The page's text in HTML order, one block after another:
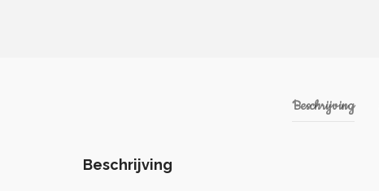
Beschrijving
Beschrijving